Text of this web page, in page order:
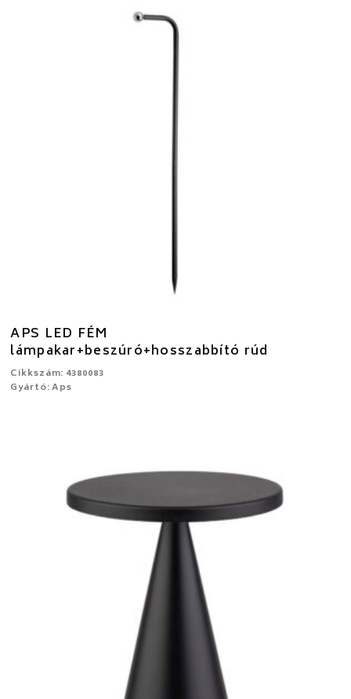
APS LED FÉM
lámpakar+beszúró+hosszabbító rúd
Cikkszám: 4380083
Gyártó: Aps